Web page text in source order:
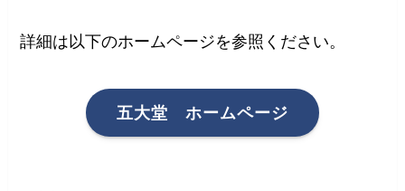
詳細は以下のホームページを参照ください。
五大堂 ホームページ